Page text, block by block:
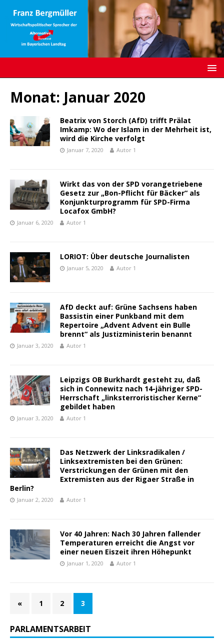
Monat: Januar 2020
Beatrix von Storch (AfD) trifft Prälat
Imkamp: Wo der Islam in der Mehrheit ist,
wird die Kirche verfolgt
Januar 7, 2020 Autor 1
Wirkt das von der SPD vorangetriebene
Gesetz zur „Bon-Pflicht für Bäcker“ als
Konjunkturprogramm für SPD-Firma
Locafox GmbH?
Januar 6, 2020 Autor 1
LORIOT: Über deutsche Journalisten
Januar 5, 2020 Autor 1
AfD deckt auf: Grüne Sachsens haben
Bassistin einer Punkband mit dem
Repertoire „Advent Advent ein Bulle
brennt“ als Justizministerin benannt
Januar 3, 2020 Autor 1
Leipzigs OB Burkhardt gesteht zu, daß
sich in Connewitz nach 14-jähriger SPD-
Herrschaft „linksterroristischer Kerne“
gebildet haben
Januar 3, 2020 Autor 1
Das Netzwerk der Linksradikalen /
Linksextremisten bei den Grünen:
Verstrickungen der Grünen mit den
Extremisten aus der Rigaer Straße in
Berlin?
Januar 2, 2020 Autor 1
Vor 40 Jahren: Nach 30 Jahren fallender
Temperaturen erreicht die Angst vor
einer neuen Eiszeit ihren Höhepunkt
Januar 1, 2020 Autor 1
« 1 2 3
PARLAMENTSARBEIT